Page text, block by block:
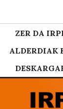
ZER DA
ALDERDIAK